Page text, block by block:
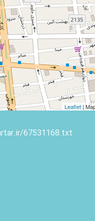
Leaflet |
67531168.txt